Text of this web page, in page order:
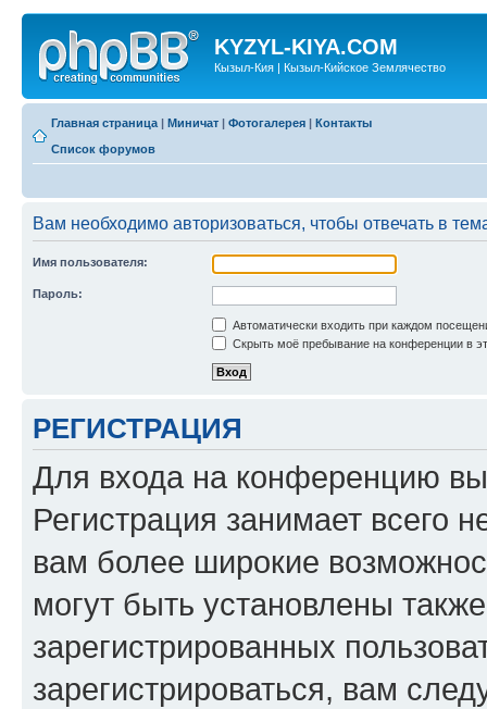
KYZYL-KIYA.COM
Кызыл-Кия | Кызыл-Кийское Землячество
Главная страница | Миничат | Фотогалерея | Контакты
Список форумов
Вам необходимо авторизоваться, чтобы отвечать в
Имя пользователя:
Пароль:
Автоматически входить при каждом
Скрыть моё пребывание на конференции в
РЕГИСТРАЦИЯ
Для входа на конференцию
Регистрация занимает всего
вам более широкие
могут быть установлены
зарегистрированных
зарегистрироваться, вам